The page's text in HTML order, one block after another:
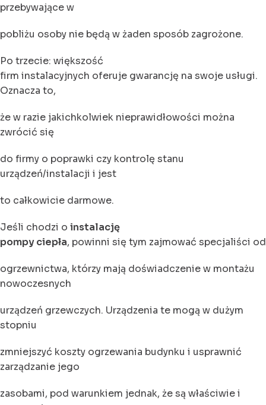
przebywające w
pobliżu osoby nie będą w żaden sposób zagrożone.
Po trzecie: większość
firm instalacyjnych oferuje gwarancję na swoje usługi.
Oznacza to,
że w razie jakichkolwiek nieprawidłowości można
zwrócić się
do firmy o poprawki czy kontrolę stanu
urządzeń/instalacji i jest
to całkowicie darmowe.
Jeśli chodzi o instalację
pompy ciepła, powinni się tym zajmować specjaliści od
ogrzewnictwa, którzy mają doświadczenie w montażu
nowoczesnych
urządzeń grzewczych. Urządzenia te mogą w dużym
stopniu
zmniejszyć koszty ogrzewania budynku i usprawnić
zarządzanie jego
zasobami, pod warunkiem jednak, że są właściwie i